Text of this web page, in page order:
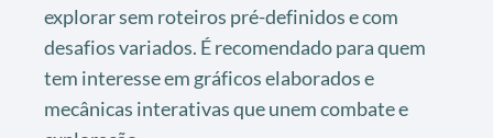
explorar sem roteiros pré-definidos e com
desafios variados. É recomendado para quem
tem interesse em gráficos elaborados e
mecânicas interativas que unem combate e